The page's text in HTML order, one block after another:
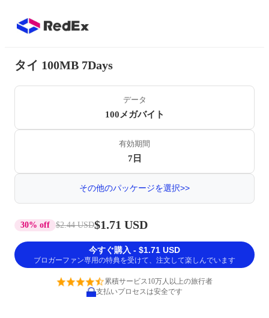
タイ 100MB 7Days
データ
100メガバイト
有効期間
7日
その他のパッケージを選択>>
30% off $2.44 USD$1.71 USD
今すぐ購入 - $1.71 USD
ブロガーファン専用の特典を受けて、注文して楽しんでいます
累積サービス10万人以上の旅行者
支払いプロセスは安全です